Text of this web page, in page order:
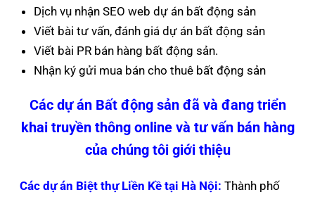
Dịch vụ nhận SEO web dự án bất động sản
Viết bài tư vấn, đánh giá dự án bất động sản
Viết bài PR bán hàng bất động sản.
Nhận ký gửi mua bán cho thuê bất động sản
Các dự án Bất động sản đã và đang triển
khai truyền thông online và tư vấn bán hàng
của chúng tôi giới thiệu
Các dự án Biệt thự Liền Kề tại Hà Nội: Thành phố